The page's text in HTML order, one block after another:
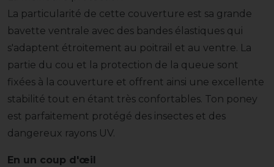
La particularité de cette couverture est sa grande
bavette ventrale avec des bandes élastiques qui
s'adaptent étroitement au poitrail et au ventre. La
partie du cou et la protection de la queue sont
fixées à la couverture et offrent ainsi une excellente
stabilité tout en étant très confortables. Ton poney
est parfaitement protégé des insectes et des
dangereux rayons UV.
En un coup d'œil